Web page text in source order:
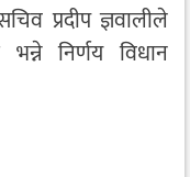
प्रदीप ज्ञवालीले
भन्ने निर्णय विधान